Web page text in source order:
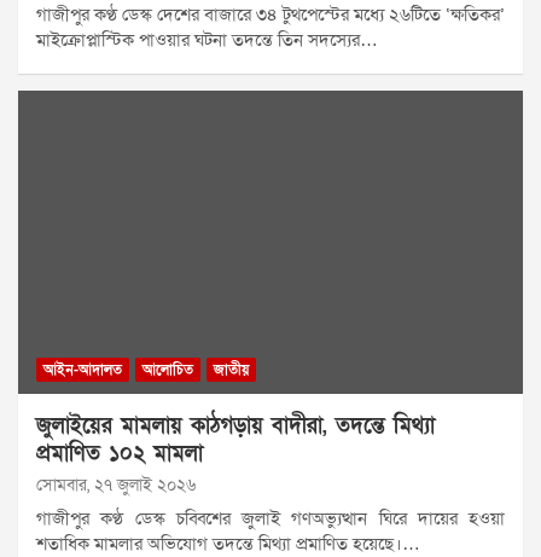
গাজীপুর কণ্ঠ ডেস্ক দেশের বাজারে ৩৪ টুথপেস্টের মধ্যে ২৬টিতে ‘ক্ষতিকর’
মাইক্রোপ্লাস্টিক পাওয়ার ঘটনা তদন্তে তিন সদস্যের…
আইন-আদালত আলোচিত জাতীয়
জুলাইয়ের মামলায় কাঠগড়ায় বাদীরা, তদন্তে মিথ্যা
প্রমাণিত ১০২ মামলা
সোমবার, ২৭ জুলাই ২০২৬
গাজীপুর কণ্ঠ ডেস্ক চব্বিশের জুলাই গণঅভ্যুত্থান ঘিরে দায়ের হওয়া
শতাধিক মামলার অভিযোগ তদন্তে মিথ্যা প্রমাণিত হয়েছে।…